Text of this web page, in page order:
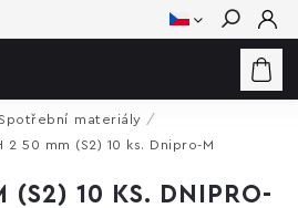
Hledat
materiály /
2 50 mm (S2) 10 ks. Dnipro-M
(S2) 10 KS. DNIPRO-